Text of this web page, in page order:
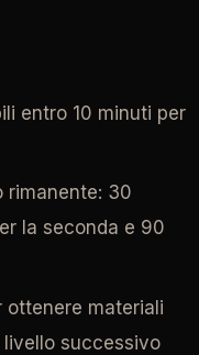
entro 10 minuti per
rimanente: 30
la seconda e 90
ottenere materiali
successivo